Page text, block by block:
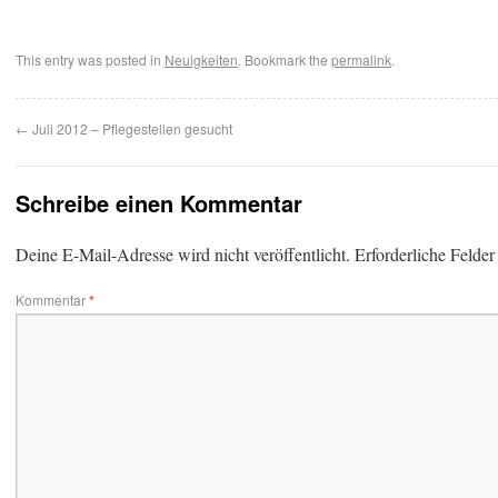
This entry was posted in Neuigkeiten. Bookmark the permalink.
← Juli 2012 – Pflegestellen gesucht
Schreibe einen Kommentar
Deine E-Mail-Adresse wird nicht veröffentlicht. Erforderliche
Kommentar*